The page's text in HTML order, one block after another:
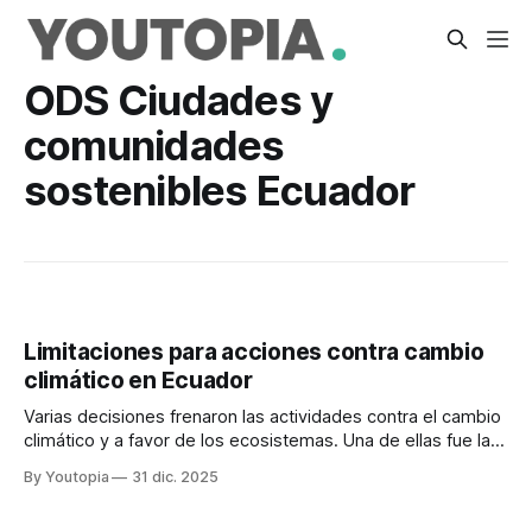
ODS Ciudades y
comunidades
sostenibles Ecuador
Limitaciones para acciones contra cambio
climático en Ecuador
Varias decisiones frenaron las actividades contra el cambio
climático y a favor de los ecosistemas. Una de ellas fue la
By Youtopia 31 dic. 2025